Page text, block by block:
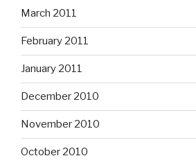
March 2011
February 2011
January 2011
December 2010
November 2010
October 2010